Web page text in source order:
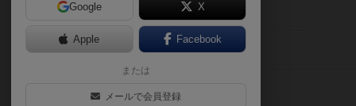
Google X
Apple Facebook
または
メールで会員登録
ボドとも・会員一覧
ボードゲーム業界コラム
ボドゲーマご利用案内